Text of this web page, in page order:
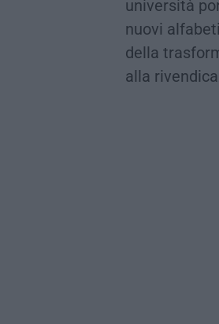
università
nuovi
della
alla